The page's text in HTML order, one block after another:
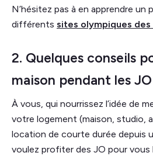
N’hésitez pas à en apprendre un
différents sites olympiques des
2. Quelques conseils
maison pendant les
À vous, qui nourrissez l’idée de
votre logement (maison, studio,
location de courte durée depuis
voulez profiter des JO pour vous